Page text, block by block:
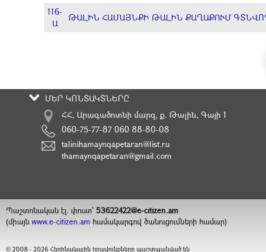
116-
Ա
ԹԱԼԻՆ ՀԱՄԱՅՆՔԻ ԹԱԼԻՆ ՔԱՂԱՔՈՒՄ
ՄԵՐ ԿՈՆՏԱԿՏՆԵՐԸ
ՀՀ, Արագածոտնի մարզ, ք. Թալին, Գայի 1
060-75-77-87 060 88-80-08
talinihamaynqapetaran@list.ru
thamaynqapetaran@gmail.com
Պաշտոնական էլ. փոստ` 53622422@e-citizen.am
(միայն www.e-citizen.am համակարգով ծանուցումների համար)
© 2008 - 2026 Հեղինակային իրավունքները պաշտպանված են